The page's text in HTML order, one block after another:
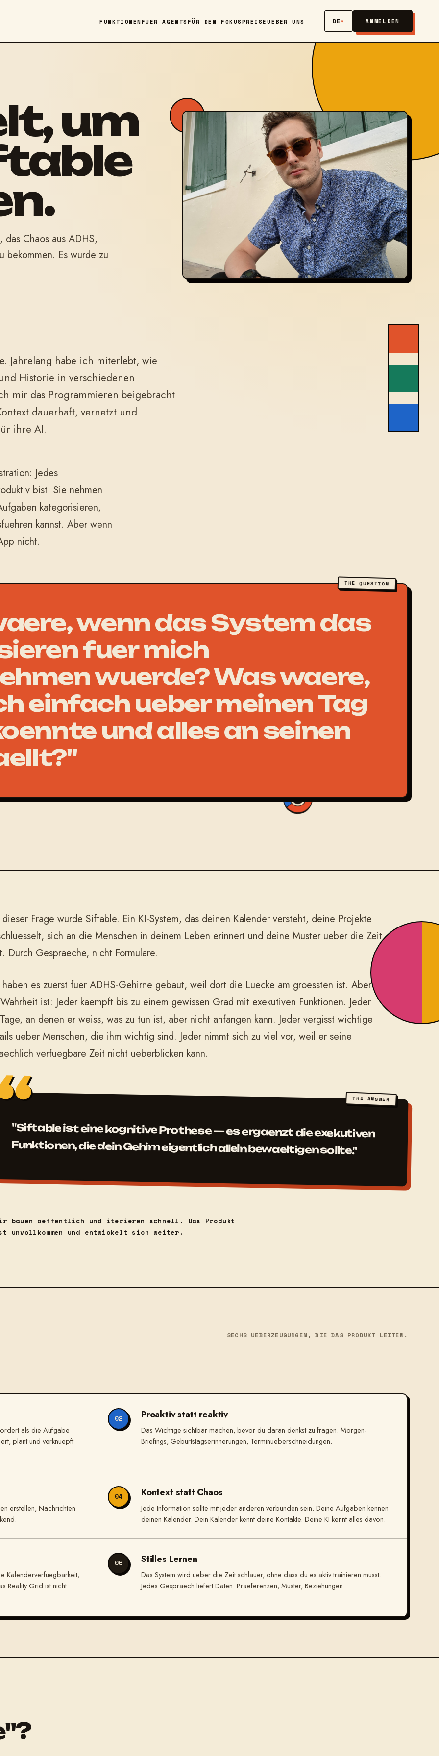
FUNKTIONENFUER AGENTSFÜR DEN FOKUSPREISEUEBER UNS DE▾ ANMELDEN
um
Chaos aus ADHS,
Es wurde zu
Jahrelang habe ich miterlebt, wie
Historie in verschiedenen
mir das Programmieren beigebracht
dauerhaft, vernetzt und
ihre AI.
Jedes
bist. Sie nehmen
kategorisieren,
kannst. Aber wenn
nicht.
THE QUESTION
wenn das System das
fuer mich
wuerde? Was waere,
einfach ueber meinen Tag
und alles an seinen
dieser Frage wurde Siftable. Ein KI-System, das deinen Kalender versteht, deine Projekte
sich an die Menschen in deinem Leben erinnert und deine Muster ueber die Zeit
Durch Gespraeche, nicht Formulare.
es zuerst fuer ADHS-Gehirne gebaut, weil dort die Luecke am groessten ist. Aber
ist: Jeder kaempft bis zu einem gewissen Grad mit exekutiven Funktionen. Jeder
an denen er weiss, was zu tun ist, aber nicht anfangen kann. Jeder vergisst wichtige
ueber Menschen, die ihm wichtig sind. Jeder nimmt sich zu viel vor, weil er seine
verfuegbare Zeit nicht ueberblicken kann.
THE ANSWER
"Siftable ist eine kognitive Prothese — es ergaenzt die exekutiven
Funktionen, die dein Gehirn eigentlich allein bewaeltigen sollte."
bauen oeffentlich und iterieren schnell. Das Produkt
unvollkommen und entwickelt sich weiter.
SECHS UEBERZEUGUNGEN, DIE DAS PRODUKT LEITEN.
als die Aufgabe
plant und verknuepft
02 Proaktiv statt reaktiv
Das Wichtige sichtbar machen, bevor du daran denkst zu fragen. Morgen-
Briefings, Geburtstagserinnerungen, Terminueberschneidungen.
erstellen, Nachrichten
04 Kontext statt Chaos
Jede Information sollte mit jeder anderen verbunden sein. Deine Aufgaben kennen
deinen Kalender. Dein Kalender kennt deine Kontakte. Deine KI kennt alles davon.
Kalenderverfuegbarkeit,
Reality Grid ist nicht
06 Stilles Lernen
Das System wird ueber die Zeit schlauer, ohne dass du es aktiv trainieren musst.
Jedes Gespraech liefert Daten: Praeferenzen, Muster, Beziehungen.